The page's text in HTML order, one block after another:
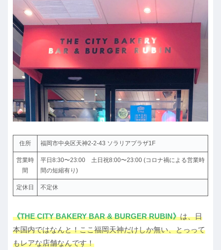
住所 福岡市中央区天神2-2-43 ソラリアプラザ1F
営業時
間
平日8:30〜23:00 土日祝8:00〜23:00 (コロナ禍による営業時
間の短縮有り)
定休日 不定休
《THE CITY BAKERY BAR & BURGER RUBIN》は、日
本国内ではなんと！ここ福岡天神だけしか無い、とっって
もレアな店舗なんです！